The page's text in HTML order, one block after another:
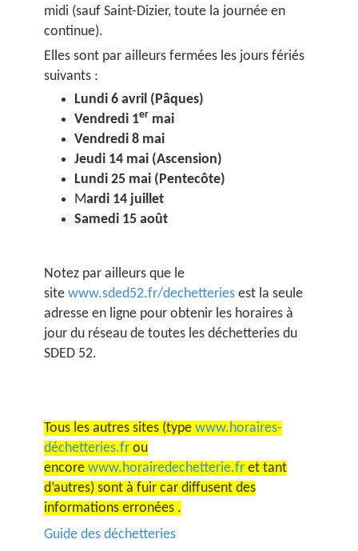
midi (sauf Saint-Dizier, toute la journée en
continue).
Elles sont par ailleurs fermées les jours fériés
suivants :
Lundi 6 avril (Pâques)
Vendredi 1er mai
Vendredi 8 mai
Jeudi 14 mai (Ascension)
Lundi 25 mai (Pentecôte)
Mardi 14 juillet
Samedi 15 août
Notez par ailleurs que le
sitewww.sded52.fr/dechetteries est la seule
adresse en ligne pour obtenir les horaires à
jour du réseau de toutes les déchetteries du
SDED 52.
Tous les autres sites (typewww.horaires-
déchetteries.fr ou
encorewww.horairedechetterie.fr et tant
d’autres) sont à fuir car diffusent des
informations erronées .
Guide des déchetteries